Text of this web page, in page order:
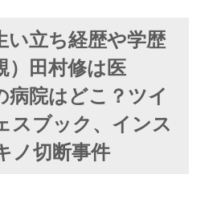
い立ち経歴や学歴
）田村修は医
病院はどこ？ツイ
スブック、インス
ノ切断事件